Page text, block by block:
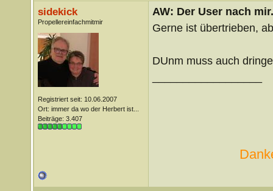
sidekick
Propellereinfachmitmir
Registriert seit: 10.06.2007
Ort: immer da wo der Herbert ist...
Beiträge: 3.407
AW: Der User nach
Gerne ist übertrieben,
DUnm muss auch